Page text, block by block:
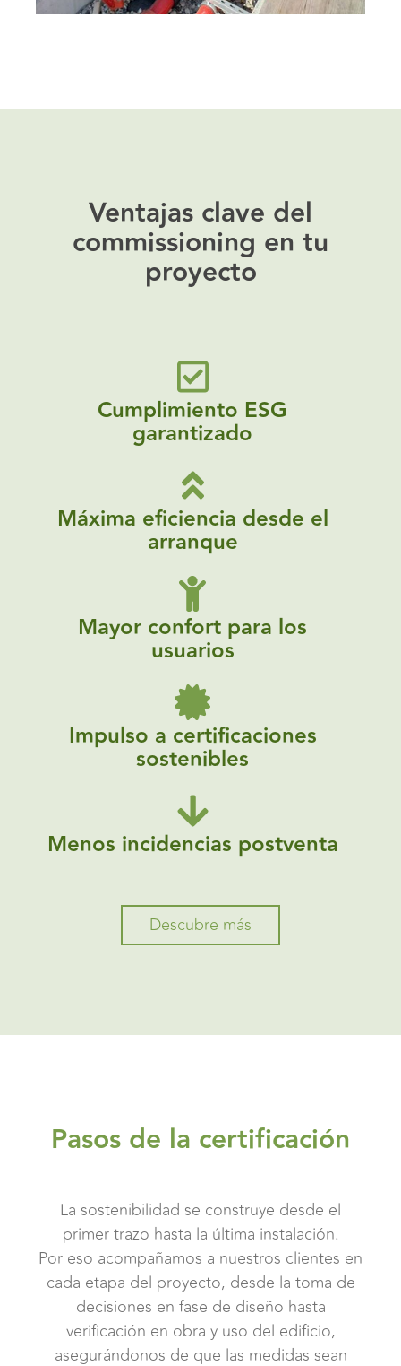
Ventajas clave del
commissioning en tu
proyecto
Cumplimiento ESG
garantizado
Máxima eficiencia desde el
arranque
Mayor confort para los
usuarios
Impulso a certificaciones
sostenibles
Menos incidencias postventa
Descubre más
Pasos de la certificación
La sostenibilidad se construye desde el
primer trazo hasta la última instalación.
Por eso acompañamos a nuestros clientes en
cada etapa del proyecto, desde la toma de
decisiones en fase de diseño hasta
verificación en obra y uso del edificio,
asegurándonos de que las medidas sean